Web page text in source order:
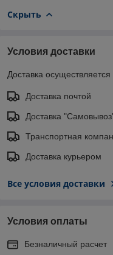
Скрыть
Условия доставки
Доставка
Доставка почтой
Доставка
Транспортная
Доставка курьером
Все условия доставки
Условия оплаты
Безналичный расчет